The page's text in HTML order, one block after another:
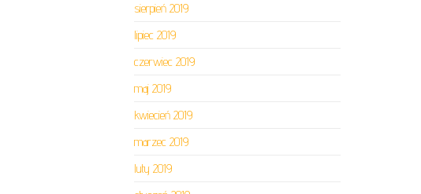
sierpień 2019
lipiec 2019
czerwiec 2019
maj 2019
kwiecień 2019
marzec 2019
luty 2019